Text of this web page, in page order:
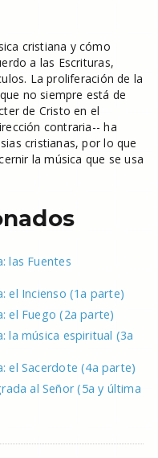
cristiana y cómo
a las Escrituras,
La proliferación de la
no siempre está de
de Cristo en el
contraria-- ha
cristianas, por lo que
la música que se usa
las Fuentes
el Incienso (1a parte)
el Fuego (2a parte)
la música espiritual (3a
el Sacerdote (4a parte)
al Señor (5a y última